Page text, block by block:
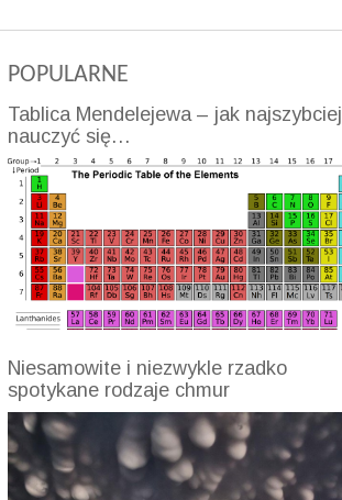
POPULARNE
Tablica Mendelejewa – jak najszybciej
nauczyć się…
Niesamowite i niezwykle rzadko
spotykane rodzaje chmur